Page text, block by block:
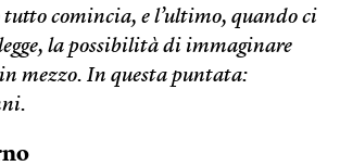
comincia, e l’ultimo, quando ci
la possibilità di immaginare
in mezzo. In questa puntata: